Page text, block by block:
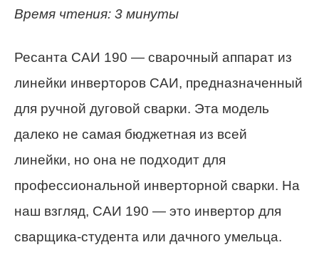
Время чтения: 3 минуты
Ресанта САИ 190 — сварочный аппарат из
линейки инверторов САИ, предназначенный
для ручной дуговой сварки. Эта модель
далеко не самая бюджетная из всей
линейки, но она не подходит для
профессиональной инверторной сварки. На
наш взгляд, САИ 190 — это инвертор для
сварщика-студента или дачного умельца.